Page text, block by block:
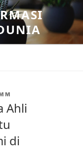
Ahli
di